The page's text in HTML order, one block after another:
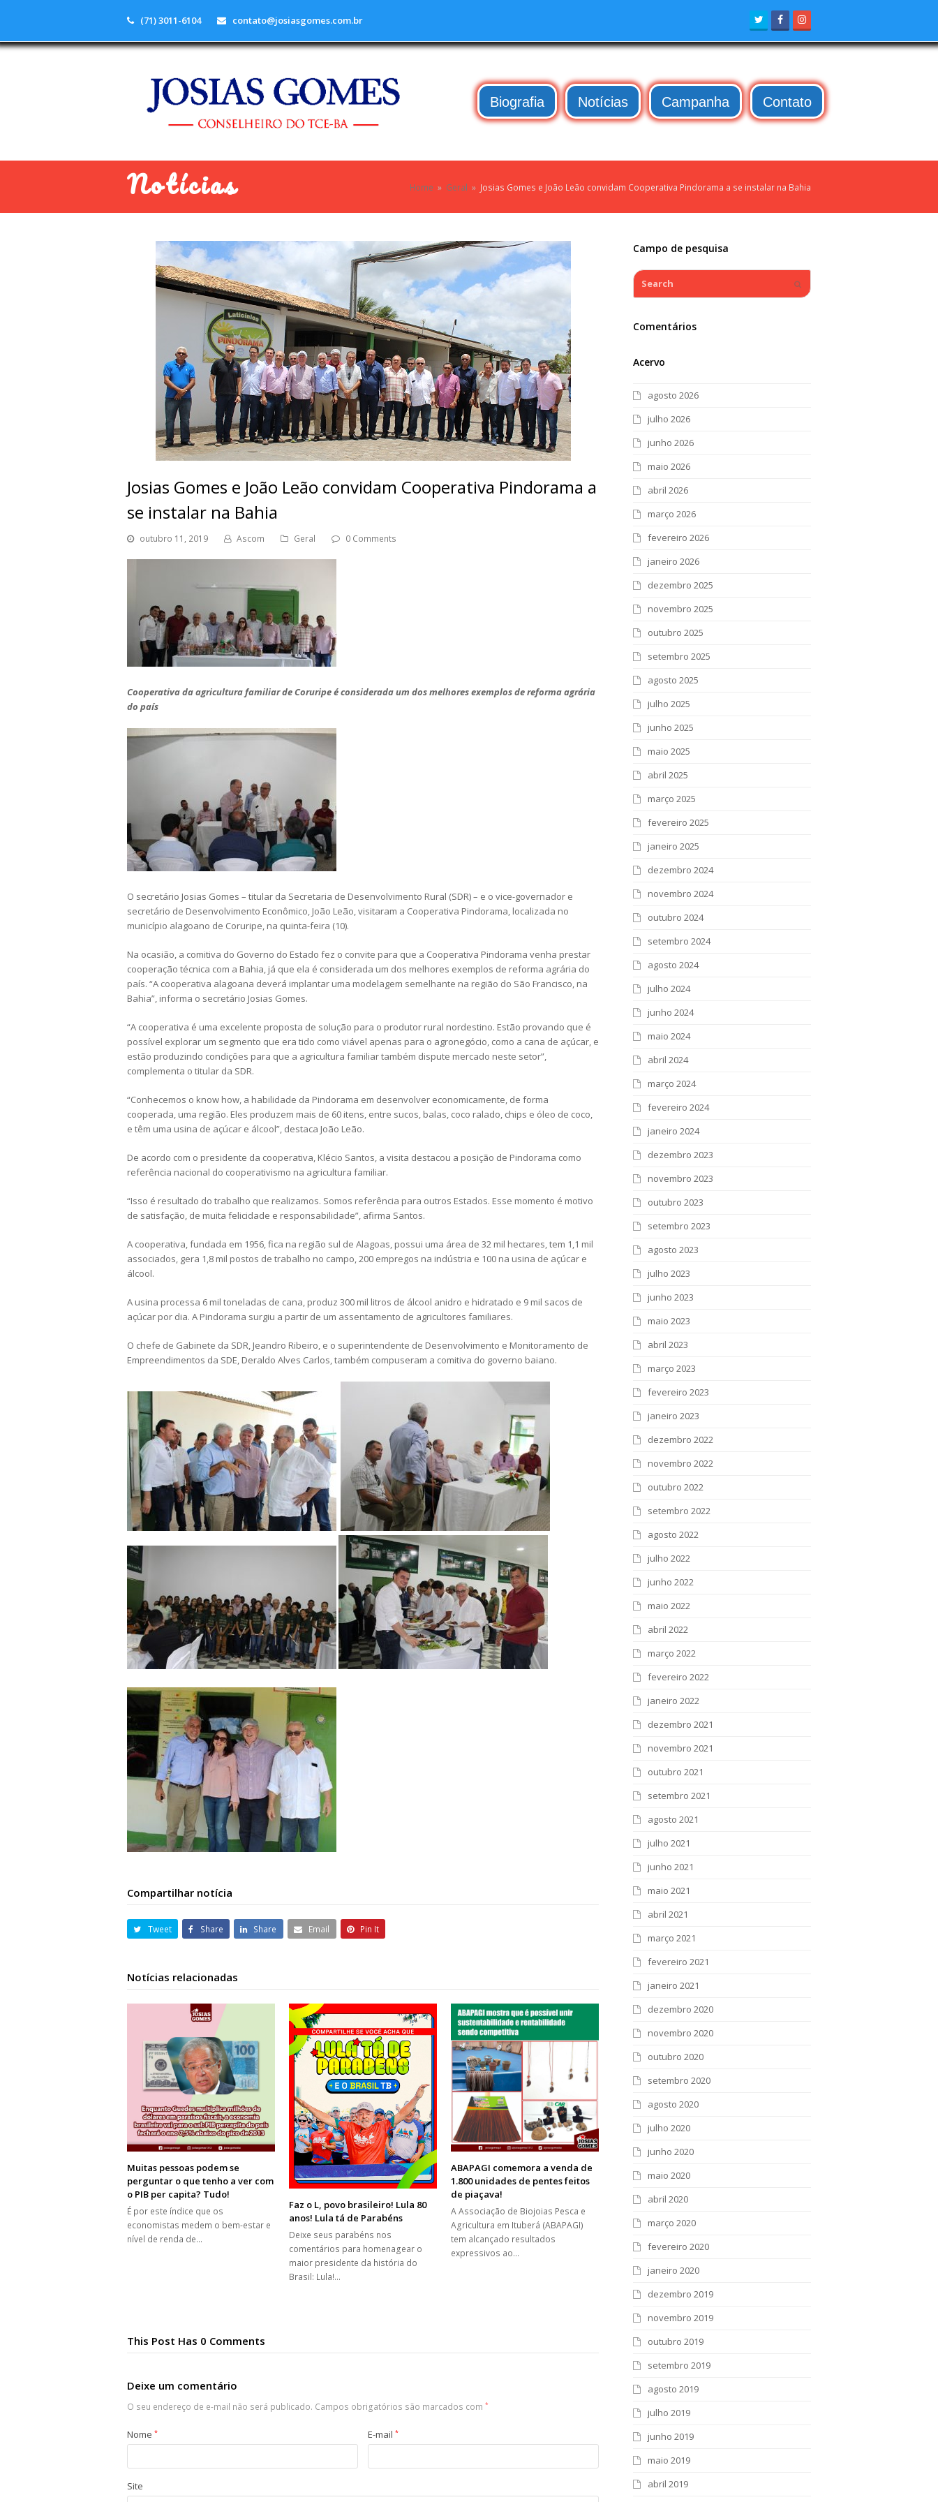
(71) 3011-6104 contato@josiasgomes.com.br TwitterFacebook
Biografia Notícias Campanha Contato
Notícias Home » Geral » Josias Gomes e João Leão convidam Cooperativa Pindorama a se instalar na Bahia
Josias Gomes e João Leão convidam Cooperativa Pindorama a
se instalar na Bahia
outubro 11, 2019 Ascom Geral 0 Comments
Cooperativa da agricultura familiar de Coruripe é considerada um dos melhores exemplos de reforma agrária
do país
O secretário Josias Gomes – titular da Secretaria de Desenvolvimento Rural (SDR) – e o vice-governador e
secretário de Desenvolvimento Econômico, João Leão, visitaram a Cooperativa Pindorama, localizada no
município alagoano de Coruripe, na quinta-feira (10).
Na ocasião, a comitiva do Governo do Estado fez o convite para que a Cooperativa Pindorama venha prestar
cooperação técnica com a Bahia, já que ela é considerada um dos melhores exemplos de reforma agrária do
país. “A cooperativa alagoana deverá implantar uma modelagem semelhante na região do São Francisco, na
Bahia”, informa o secretário Josias Gomes.
“A cooperativa é uma excelente proposta de solução para o produtor rural nordestino. Estão provando que é
possível explorar um segmento que era tido como viável apenas para o agronegócio, como a cana de açúcar, e
estão produzindo condições para que a agricultura familiar também dispute mercado neste setor”,
complementa o titular da SDR.
“Conhecemos o know how, a habilidade da Pindorama em desenvolver economicamente, de forma
cooperada, uma região. Eles produzem mais de 60 itens, entre sucos, balas, coco ralado, chips e óleo de coco,
e têm uma usina de açúcar e álcool”, destaca João Leão.
De acordo com o presidente da cooperativa, Klécio Santos, a visita destacou a posição de Pindorama como
referência nacional do cooperativismo na agricultura familiar.
“Isso é resultado do trabalho que realizamos. Somos referência para outros Estados. Esse momento é motivo
de satisfação, de muita felicidade e responsabilidade”, afirma Santos.
A cooperativa, fundada em 1956, fica na região sul de Alagoas, possui uma área de 32 mil hectares, tem 1,1 mil
associados, gera 1,8 mil postos de trabalho no campo, 200 empregos na indústria e 100 na usina de açúcar e
álcool.
A usina processa 6 mil toneladas de cana, produz 300 mil litros de álcool anidro e hidratado e 9 mil sacos de
açúcar por dia. A Pindorama surgiu a partir de um assentamento de agricultores familiares.
O chefe de Gabinete da SDR, Jeandro Ribeiro, e o superintendente de Desenvolvimento e Monitoramento de
Empreendimentos da SDE, Deraldo Alves Carlos, também compuseram a comitiva do governo baiano.
Compartilhar notícia
Tweet Share Share Email Pin It
Notícias relacionadas
Muitas pessoas podem se
perguntar o que tenho a ver com
o PIB per capita? Tudo!
É por este índice que os
economistas medem o bem-estar e
nível de renda de…
Faz o L, povo brasileiro! Lula 80
anos! Lula tá de Parabéns
Deixe seus parabéns nos
comentários para homenagear o
maior presidente da história do
Brasil: Lula!…
ABAPAGI comemora a venda de
1.800 unidades de pentes feitos
de piaçava!
A Associação de Biojoias Pesca e
Agricultura em Ituberá (ABAPAGI)
tem alcançado resultados
expressivos ao…
This Post Has 0 Comments
Deixe um comentário
O seu endereço de e-mail não será publicado. Campos obrigatórios são marcados com *
Nome * E-mail *
Site
Campo de pesquisa
Search
Comentários
Acervo
agosto 2026
julho 2026
junho 2026
maio 2026
abril 2026
março 2026
fevereiro 2026
janeiro 2026
dezembro 2025
novembro 2025
outubro 2025
setembro 2025
agosto 2025
julho 2025
junho 2025
maio 2025
abril 2025
março 2025
fevereiro 2025
janeiro 2025
dezembro 2024
novembro 2024
outubro 2024
setembro 2024
agosto 2024
julho 2024
junho 2024
maio 2024
abril 2024
março 2024
fevereiro 2024
janeiro 2024
dezembro 2023
novembro 2023
outubro 2023
setembro 2023
agosto 2023
julho 2023
junho 2023
maio 2023
abril 2023
março 2023
fevereiro 2023
janeiro 2023
dezembro 2022
novembro 2022
outubro 2022
setembro 2022
agosto 2022
julho 2022
junho 2022
maio 2022
abril 2022
março 2022
fevereiro 2022
janeiro 2022
dezembro 2021
novembro 2021
outubro 2021
setembro 2021
agosto 2021
julho 2021
junho 2021
maio 2021
abril 2021
março 2021
fevereiro 2021
janeiro 2021
dezembro 2020
novembro 2020
outubro 2020
setembro 2020
agosto 2020
julho 2020
junho 2020
maio 2020
abril 2020
março 2020
fevereiro 2020
janeiro 2020
dezembro 2019
novembro 2019
outubro 2019
setembro 2019
agosto 2019
julho 2019
junho 2019
maio 2019
abril 2019